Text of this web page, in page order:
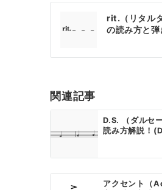
稿
ゲ
ー
シ
ョ
ン
rit.（リタル
の読み方と弾
関連記事
D.S. （ダルセ
読み方解説！
アクセント（